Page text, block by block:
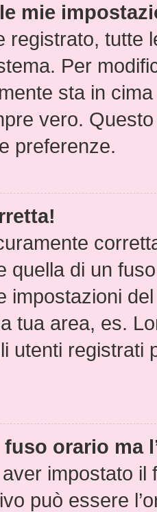
mie
registrato, tutte
Per
sta in
vero.
preferenze.
quella di un
impostazioni
tua area, es.
utenti registrati
orario ma
impostato il
può essere